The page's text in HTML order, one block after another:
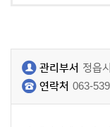
관리부서 정읍
연락처 063-